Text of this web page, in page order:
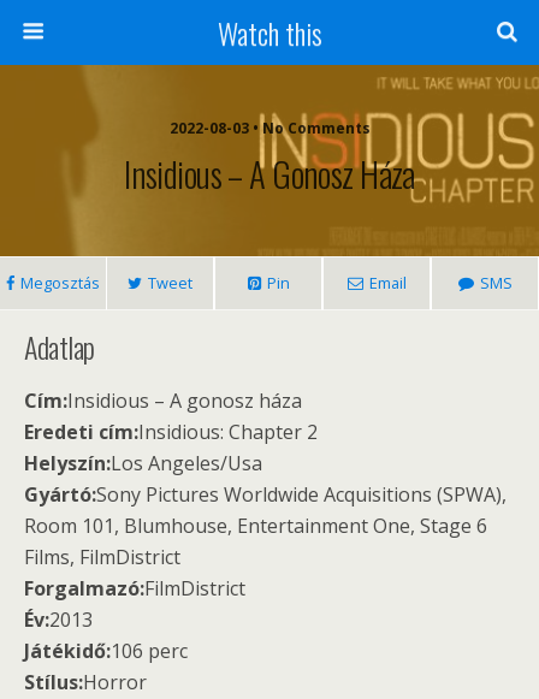
Watch this
2022-08-03 • No Comments
Insidious – A Gonosz Háza
Megosztás Tweet Pin Email SMS
Adatlap
Cím:Insidious – A gonosz háza
Eredeti cím:Insidious: Chapter 2
Helyszín:Los Angeles/Usa
Gyártó:Sony Pictures Worldwide Acquisitions (SPWA),
Room 101, Blumhouse, Entertainment One, Stage 6
Films, FilmDistrict
Forgalmazó:FilmDistrict
Év:2013
Játékidő:106 perc
Stílus:Horror